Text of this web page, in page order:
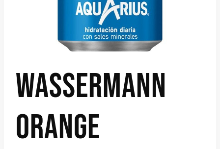
WASSERMANN
ORANGE